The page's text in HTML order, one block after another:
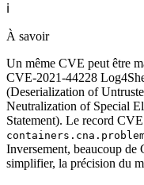
ℹ️
À savoir
Un même CVE peut être
CVE-2021-44228
(Deserialization of
Neutralization of Special
Statement). Le record
Inversement, beaucoup
simplifier, la précision du